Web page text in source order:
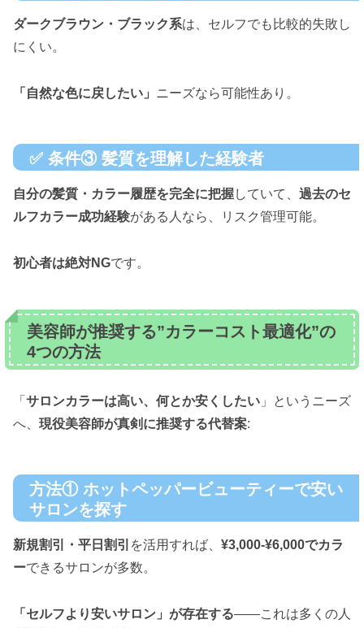
ダークブラウン・ブラック系は、セルフでも比較的失敗し
にくい。
「自然な色に戻したい」 ニーズなら可能性あり。
✅ 条件③ 髪質を理解した経験者
自分の髪質・カラー履歴を完全に把握していて、 過去のセ
ルフカラー成功経験がある人なら、リスク管理可能。
初心者は絶対NGです。
美容師が推奨する”カラーコスト最適化”の
4つの方法
「 サロンカラーは高い、何とか安くしたい 」というニーズ
へ、 現役美容師が真剣に推奨する代替案:
方法① ホットペッパービューティーで安い
サロンを探す
新規割引・平日割引 を活用すれば、 ¥3,000-¥6,000でカラ
ーできるサロンが多数。
「セルフより安いサロン」が存在する——これは多くの人